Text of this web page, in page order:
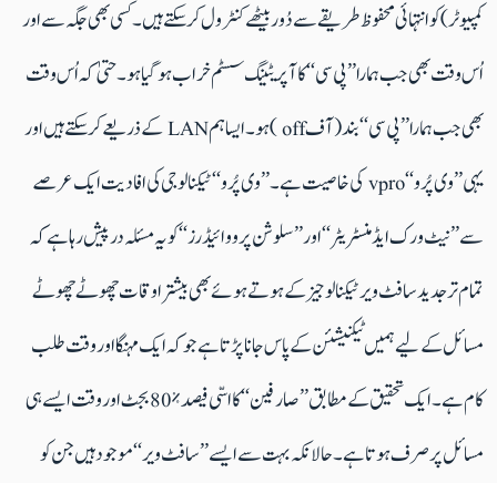
کمپیوٹر) کو انتہائی محفوظ طریقے سے دُور بیٹھے کنٹرول کرسکتے ہیں۔ کسی بھی جگہ سے اور
اُس وقت بھی جب ہمارا ’’پی سی‘‘ کا آپریٹینگ سسٹم خراب ہوگیا ہو۔ حتیٰ کہ اُس وقت
بھی جب ہمارا ’’پی سی‘‘ بند (آف off ) ہو۔ ایسا ہم LAN کے ذریعے کرسکتے ہیں اور
یہی ’’وی پُرو‘‘ vpro کی خاصیت ہے۔ ’’وی پُرو‘‘ ٹیکنالوجی کی افادیت ایک عرصے
سے ’’نیٹ ورک ایڈمنسٹریٹر‘‘ اور ’’سلوشن پرووائیڈرز‘‘ کو یہ مسئلہ درپیش رہا ہے کہ
تمام تر جدید سافٹ ویر ٹیکنالوجیز کے ہوتے ہوئے بھی بیشتر اوقات چھوٹے چھوٹے
مسائل کے لیے ہمیں ٹیکنیشئن کے پاس جانا پڑتا ہے جو کہ ایک مہنگا اور وقت طلب
کام ہے۔ ایک تحقیق کے مطابق ’’صارفین‘‘ کا اسّی فیصد ٪80 بجٹ اور وقت ایسے ہی
مسائل پر صرف ہوتا ہے۔ حالانکہ بہت سے ایسے ’’سافٹ ویر‘‘ موجود ہیں جن کو